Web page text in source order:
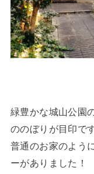
緑豊かな城山公園
ののぼりが目印です
普通のお家のよう
ーがありました！